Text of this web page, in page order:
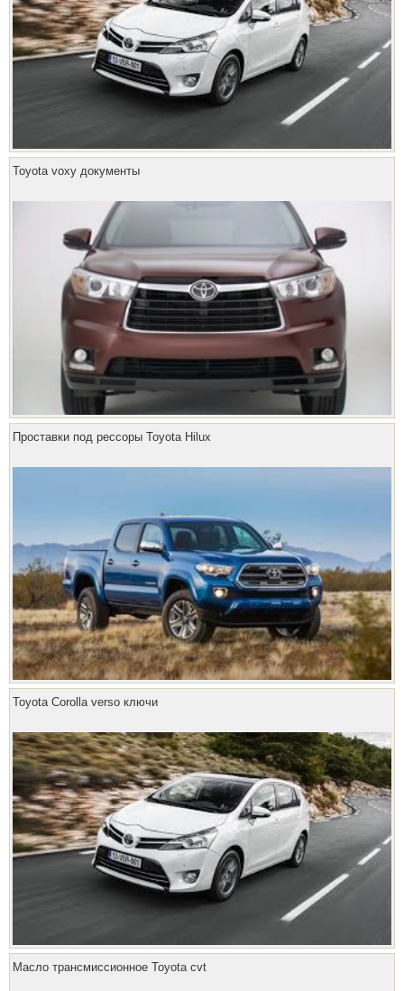
Toyota voxy документы
Проставки под рессоры Toyota Hilux
Toyota Corolla verso ключи
Масло трансмиссионное Toyota cvt